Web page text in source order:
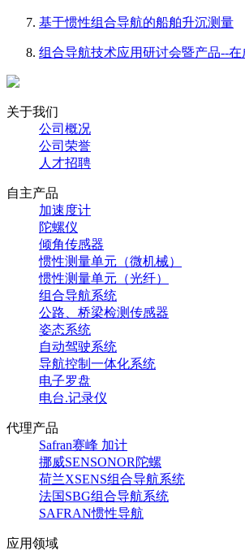
基于惯性组合导航的船舶升沉测量
组合导航技术应用研讨会暨产品--
关于我们
公司概况
公司荣誉
人才招聘
自主产品
加速度计
陀螺仪
倾角传感器
惯性测量单元（微机械）
惯性测量单元（光纤）
组合导航系统
公路、桥梁检测传感器
姿态系统
自动驾驶系统
导航控制一体化系统
电子罗盘
电台.记录仪
代理产品
Safran赛峰 加计
挪威SENSONOR陀螺
荷兰XSENS组合导航系统
法国SBG组合导航系统
SAFRAN惯性导航
应用领域